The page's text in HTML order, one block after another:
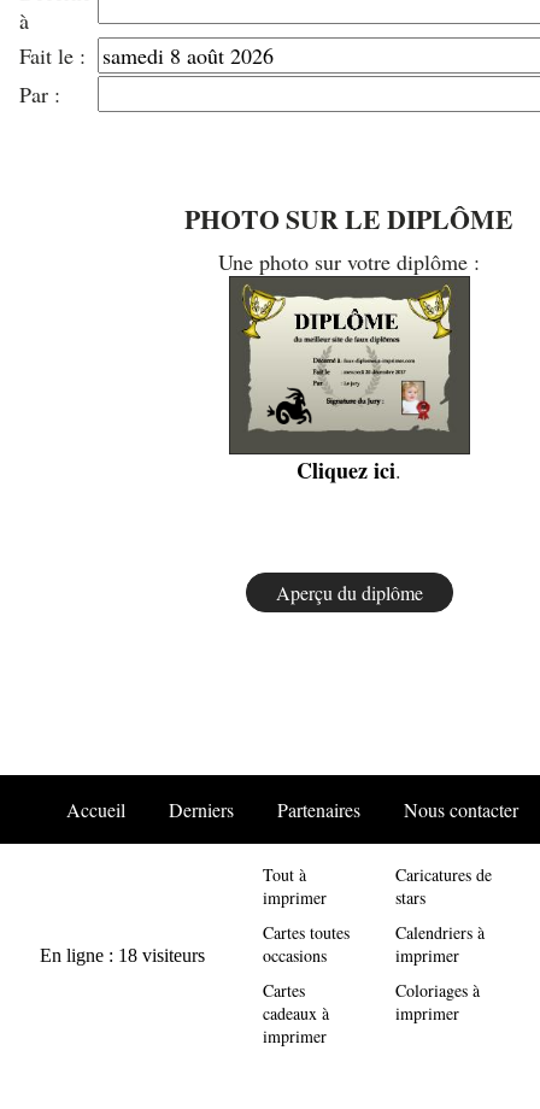
à
Fait le :
Par :
PHOTO SUR LE DIPLÔME
Une photo sur votre diplôme :
Cliquez ici.
Accueil Derniers Partenaires Nous contacter
Tout à
imprimer
Cartes toutes
occasions
Cartes
cadeaux à
imprimer
Caricatures de
stars
Calendriers à
imprimer
Coloriages à
imprimer